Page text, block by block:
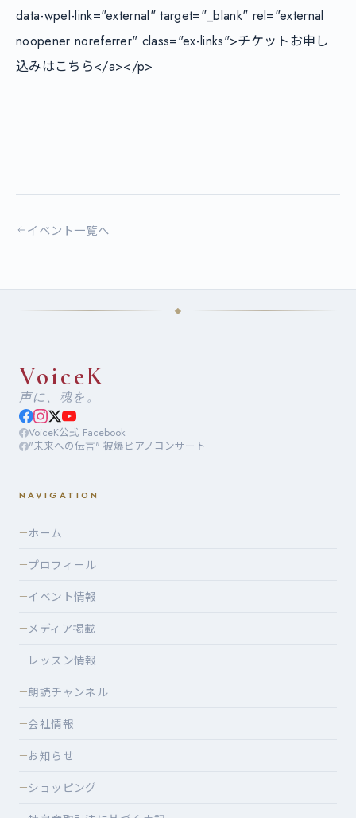
data-wpel-link="external" target="_blank" rel="external
noopener noreferrer" class="ex-links">チケットお申し
込みはこちら</a></p>
イベント一覧へ
VoiceK
声に、魂を。
VoiceK公式 Facebook
"未来への伝言" 被爆ピアノコンサート
NAVIGATION
—ホーム
—プロフィール
—イベント情報
—メディア掲載
— レッスン情報
—朗読チャンネル
—会社情報
—お知らせ
—ショッピング